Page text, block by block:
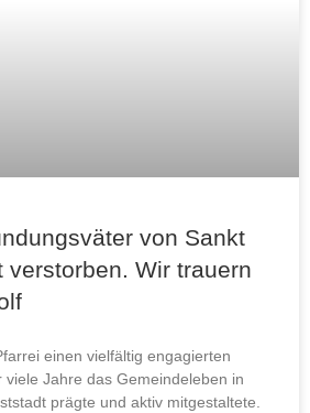
von Sankt
verstorben. Wir trauern
einen vielfältig engagierten
viele Jahre das Gemeindeleben in
prägte und aktiv mitgestaltete.